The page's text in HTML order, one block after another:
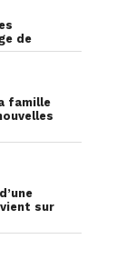
de
famille
sur